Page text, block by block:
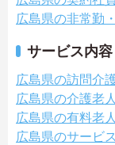
広島県の非常勤
サービス内容
広島県の訪問介
広島県の介護老
広島県の有料老
広島県のサービ